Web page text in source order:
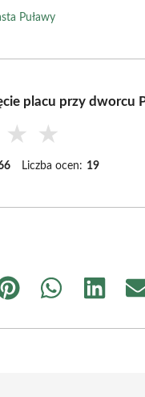
Puławy
placu przy dworcu
★ ★
Liczba ocen: 19
Share
Share
Share